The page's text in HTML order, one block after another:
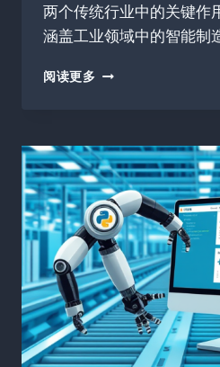
两个传统行业中的关键作
涵盖工业领域中的智能制
阅读更多 自
试：
揭
秘
工
业
与
金
融
的
“幕
后
英